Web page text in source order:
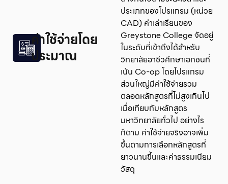
ค่าใช้จ่ายโดย
ประมาณ
ประเภทของโปรแกรม (หน่วย
CAD) ค่าเล่าเรียนของ
Greystone College จัดอยู่
ในระดับที่เข้าถึงได้สำหรับ
วิทยาลัยอาชีวศึกษาเอกชนที่
เน้น Co-op โดยโปรแกรม
ส่วนใหญ่มีค่าใช้จ่ายรวม
ตลอดหลักสูตรที่ไม่สูงเกินไป
เมื่อเทียบกับหลักสูตร
มหาวิทยาลัยทั่วไป อย่างไร
ก็ตาม ค่าใช้จ่ายจริงอาจเพิ่ม
ขึ้นตามการเลือกหลักสูตรที่
ยาวนานขึ้นและค่าธรรมเนียม
วัสดุ